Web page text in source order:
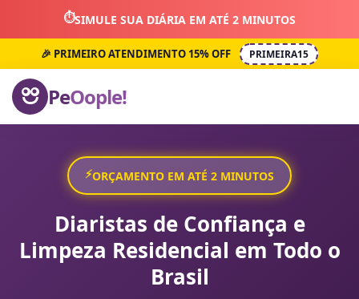
⏱️SIMULE SUA DIÁRIA EM ATÉ 2 MINUTOS
🎉 PRIMEIRO ATENDIMENTO 15% OFF PRIMEIRA15
PeOople!
⚡ORÇAMENTO EM ATÉ 2 MINUTOS
Diaristas de Confiança e
Limpeza Residencial em Todo o
Brasil